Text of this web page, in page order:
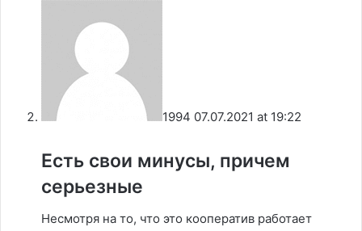
1994 07.07.2021 at 19:22
Есть свои минусы, причем
серьезные
Несмотря на то, что это кооператив работает